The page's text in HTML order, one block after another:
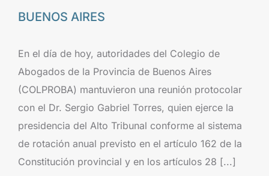
BUENOS AIRES
En el día de hoy, autoridades del Colegio de
Abogados de la Provincia de Buenos Aires
(COLPROBA) mantuvieron una reunión protocolar
con el Dr. Sergio Gabriel Torres, quien ejerce la
presidencia del Alto Tribunal conforme al sistema
de rotación anual previsto en el artículo 162 de la
Constitución provincial y en los artículos 28 [...]